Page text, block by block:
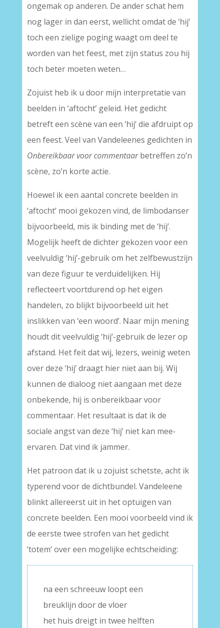
ongemak op anderen. De ander schat hem
nog lager in dan eerst, wellicht omdat de ‘hij’
toch een zielige poging waagt om deel te
worden van het feest, met zijn status zou hij
toch beter moeten weten…
Zojuist heb ik u door mijn interpretatie van
beelden in ‘aftocht’ geleid. Het gedicht
betreft een scène van een ‘hij’ die afdruipt op
een feest. Veel van Vandeleenes gedichten in
Onbereikbaar voor commentaarbetreffen zo’n
scène, zo’n korte actie.
Hoewel ik een aantal concrete beelden in
‘aftocht’ mooi gekozen vind, de limbodanser
bijvoorbeeld, mis ik binding met de ‘hij’.
Mogelijk heeft de dichter gekozen voor een
veelvuldig ‘hij’-gebruik om het zelfbewustzijn
van deze figuur te verduidelijken. Hij
reflecteert voortdurend op het eigen
handelen, zo blijkt bijvoorbeeld uit het
inslikken van ‘een woord’. Naar mijn mening
houdt dit veelvuldig ‘hij’-gebruik de lezer op
afstand. Het feit dat wij, lezers, weinig weten
over deze ‘hij’ draagt hier niet aan bij. Wij
kunnen de dialoog niet aangaan met deze
onbekende, hij is onbereikbaar voor
commentaar. Het resultaat is dat ik de
sociale angst van deze ‘hij’ niet kan mee-
ervaren. Dat vind ik jammer.
Het patroon dat ik u zojuist schetste, acht ik
typerend voor de dichtbundel. Vandeleene
blinkt allereerst uit in het optuigen van
concrete beelden. Een mooi voorbeeld vind ik
de eerste twee strofen van het gedicht
‘totem’ over een mogelijke echtscheiding:
na een schreeuw loopt een
breuklijn door de vloer
het huis dreigt in twee helften